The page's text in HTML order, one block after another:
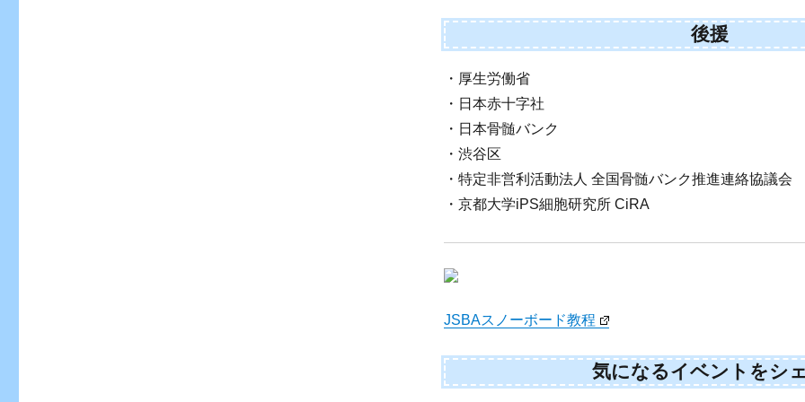
後援
・厚生労働省
・日本赤十字社
・日本骨髄バンク
・渋谷区
・特定非営利活動法人 全国骨髄バンク推進連絡協議会
・京都大学iPS細胞研究所 CiRA
JSBAスノーボード教程
気になるイベントをシ